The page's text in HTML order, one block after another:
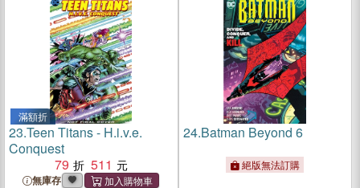
滿額折
23.Teen Titans - H.i.v.e.
Conquest
79
511
無庫存
24.Batman Beyond 6
絕版無法訂購